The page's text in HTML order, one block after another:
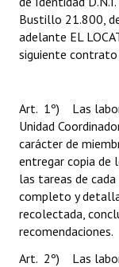
Bustillo 21.800,
adelante EL
siguiente contrato
Art. 1º) Las
Unidad
carácter de
entregar copia de
las tareas de
completo y
recolectada,
recomendaciones.
Art. 2º) Las